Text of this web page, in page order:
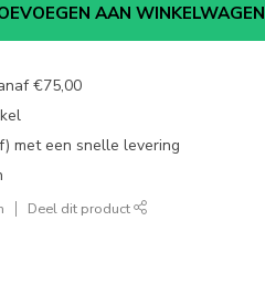
AAN WINKELWAGEN
€75,00
met een snelle levering
Deel dit product